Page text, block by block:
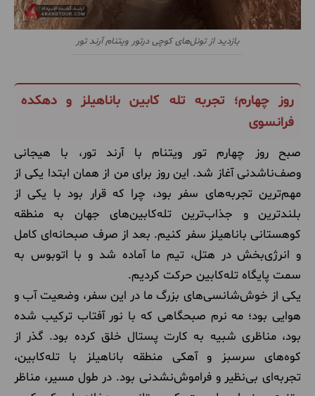
بازدید از تونل‌های کوچی درتور ویتنام آرند تور
روز چهارم؛ تجربه تله کابین باناهیلز و دهکده
فرانسوی
صبح روز چهارم تور ویتنام با آرند تور، با هیجانی
وصف‌ناشدنی آغاز شد. این روز برای من از همان ابتدا یکی از
مهم‌ترین تجربه‌های سفر بود، چرا که قرار بود با یکی از
بلندترین و جذاب‌ترین تله‌کابین‌های جهان به منطقه
کوهستانی باناهیلز سفر کنیم. بعد از صرف صبحانه‌ای کامل
و انرژی‌بخش در هتل، تیم ما آماده شد و با اتوبوس به
سمت پایگاه تله‌کابین حرکت کردیم.
یکی از خوش‌شانسی‌های بزرگ ما در این سفر، وضعیت آب و
هوایی بود؛ مه نرم صبحگاهی که با نور آفتاب ترکیب شده
بود، مناظری شبیه به کارت پستال خلق کرده بود. گذر از
کوه‌های سرسبز و آهکی منطقه باناهیلز با تله‌کابین،
تجربه‌ای بی‌نظیر و فراموش‌نشدنی بود. در طول مسیر، مناظر